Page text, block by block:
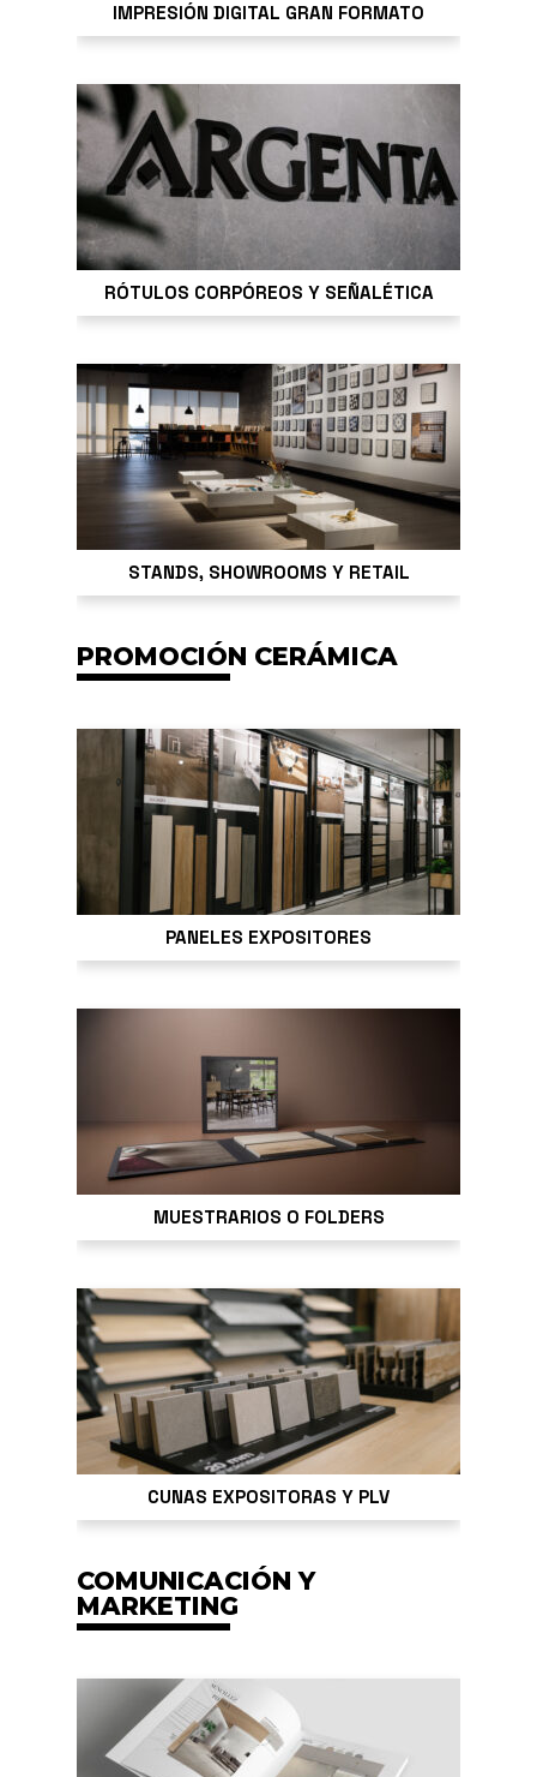
IMPRESIÓN DIGITAL GRAN FORMATO
RÓTULOS CORPÓREOS Y SEÑALÉTICA
STANDS, SHOWROOMS Y RETAIL
PROMOCIÓN CERÁMICA
PANELES EXPOSITORES
MUESTRARIOS O FOLDERS
CUNAS EXPOSITORAS Y PLV
COMUNICACIÓN Y
MARKETING